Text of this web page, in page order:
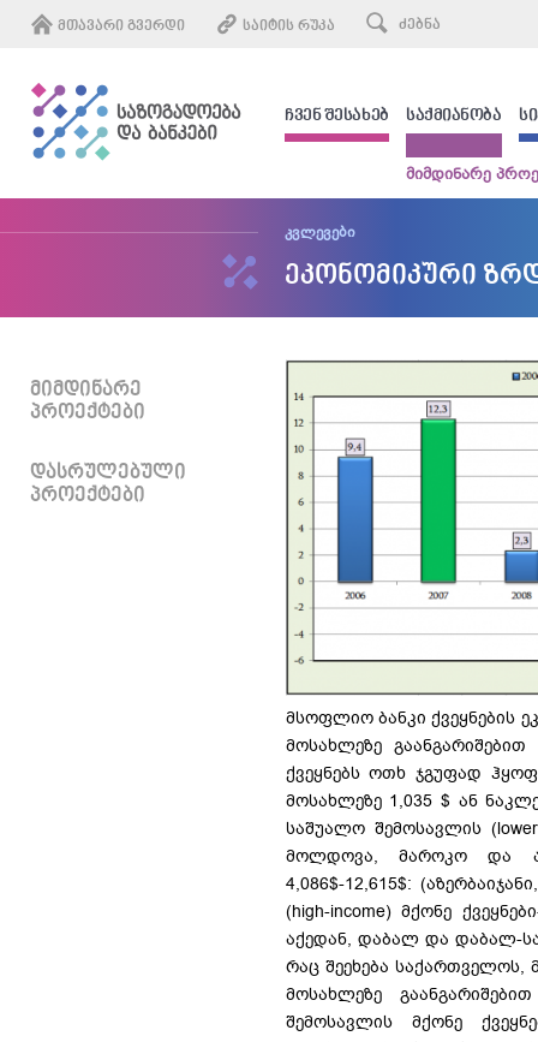
ᲛᲗᲐᲕᲐᲠᲘ ᲒᲕᲔᲠᲓᲘ ᲡᲐᲘᲢᲘᲡ ᲠᲣᲙᲐ
ᲩᲕᲔᲜ ᲨᲔᲡᲐᲮᲔᲑ ᲡᲐᲥᲛᲘᲐᲜᲝᲑᲐ
მიმდინარე
კვლევები
ეკონომიკური
ᲛᲘᲛᲓᲘᲜᲐᲠᲔ
ᲞᲠᲝᲔᲥᲢᲔᲑᲘ
ᲓᲐᲡᲠᲣᲚᲔᲑᲣᲚᲘ
ᲞᲠᲝᲔᲥᲢᲔᲑᲘ
მსოფლიო ბანკი ქვეყნების
მოსახლეზე
ქვეყნებს ოთხ ჯგუფად
მოსახლეზე 1,035 $ ან
საშუალო შემოსავლის
მოლდოვა, მაროკო და
4,086$-12,615$:
(high-income) მქონე
აქედან, დაბალ და დაბალ-
რაც შეეხება საქართველოს,
მოსახლეზე
შემოსავლის მქონე